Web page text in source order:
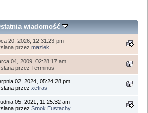
wiadomość
20, 2026, 12:31:23 pm
przez maziek
04, 2009, 02:28:17 am
przez Terminus
02, 2024, 05:24:28 pm
przez xetras
05, 2021, 11:25:32 am
przez Smok Eustachy